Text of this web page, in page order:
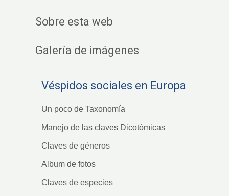
Sobre esta web
Galería de imágenes
Véspidos sociales en Europa
Un poco de Taxonomía
Manejo de las claves Dicotómicas
Claves de géneros
Album de fotos
Claves de especies